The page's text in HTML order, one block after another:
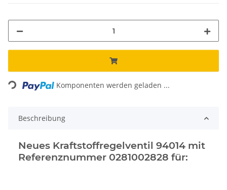
Loading... Komponenten werden geladen ...
Beschreibung
Neues Kraftstoffregelventil 94014 mit
Referenznummer 0281002828 für: